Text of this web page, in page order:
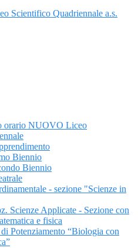
Scientifico Quadriennale a.s.
orario NUOVO Liceo
Biennio
Biennio
- sezione "Scienze in
Scienze Applicate - Sezione con
e fisica
Potenziamento “Biologia con